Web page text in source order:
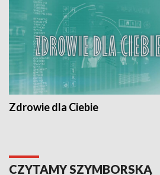
Zdrowie dla Ciebie
CZYTAMY SZYMBORSKĄ